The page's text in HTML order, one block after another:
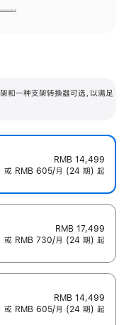
一种支架转换器可选，以满足
RMB 14,499
或 RMB 605/月 (24 期) 起
RMB 17,499
或 RMB 730/月 (24 期) 起
RMB 14,499
或 RMB 605/月 (24 期) 起